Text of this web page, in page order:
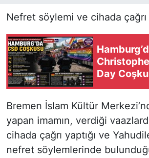
Nefret söylemi ve cihada çağrı
Day
Bremen İslam Kültür
yapan imamın, verdiği
cihada çağrı yaptığı ve
nefret söylemlerinde